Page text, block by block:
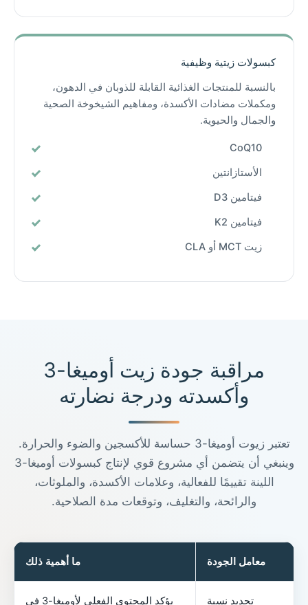
كبسولات زيتية وظيفية
بالنسبة للمنتجات الغذائية القابلة للذوبان في الدهون،
ومكملات مضادات الأكسدة، ومفاهيم الشيخوخة الصحية
والجمال والحيوية.
CoQ10
الأستازانتين
فيتامين D3
فيتامين K2
زيت MCT أو CLA
مراقبة جودة زيت أوميغا-3
وأكسدته ودرجة نضارته
تعتبر زيوت أوميغا-3 حساسة للأكسجين والضوء والحرارة.
وينبغي أن يتضمن أي مشروع قوي لإنتاج كبسولات أوميغا-3
اللينة تقييمًا للفعالية، وعلامات الأكسدة، والملوثات،
والرائحة، والتغليف، وتوقعات مدة الصلاحية.
معامل الجودة ما أهمية ذلك
تحديد نسبة
يؤكد المحتوى الفعلي لأوميغا-3 في